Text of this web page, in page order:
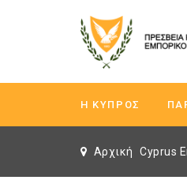
Η ΚΎΠΡΟΣ
Αρχική Cyprus